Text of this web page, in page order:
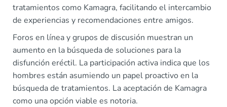
tratamientos como Kamagra, facilitando el intercambio
de experiencias y recomendaciones entre amigos.
Foros en línea y grupos de discusión muestran un
aumento en la búsqueda de soluciones para la
disfunción eréctil. La participación activa indica que los
hombres están asumiendo un papel proactivo en la
búsqueda de tratamientos. La aceptación de Kamagra
como una opción viable es notoria.